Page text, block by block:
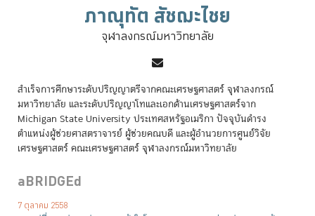
ภาณุทัต สัชฌะไชย
จุฬาลงกรณ์มหาวิทยาลัย
สำเร็จการศึกษาระดับปริญญาตรีจากคณะเศรษฐศาสตร์ จุฬาลงกรณ์
มหาวิทยาลัย และระดับปริญญาโทและเอกด้านเศรษฐศาสตร์จาก
Michigan State University ประเทศสหรัฐอเมริกา ปัจจุบันดำรง
ตำแหน่งผู้ช่วยศาสตราจารย์ ผู้ช่วยคณบดี และผู้อำนวยการศูนย์วิจัย
เศรษฐศาสตร์ คณะเศรษฐศาสตร์ จุฬาลงกรณ์มหาวิทยาลัย
aBRIDGEd
7 ตุลาคม 2558